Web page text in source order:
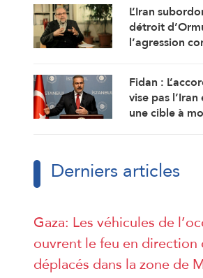
L’Iran
détroit
l’agression
Fidan :
vise pas
une cible à
Derniers articles
Gaza: Les véhicules de
ouvrent le feu en direction
déplacés dans la zone de